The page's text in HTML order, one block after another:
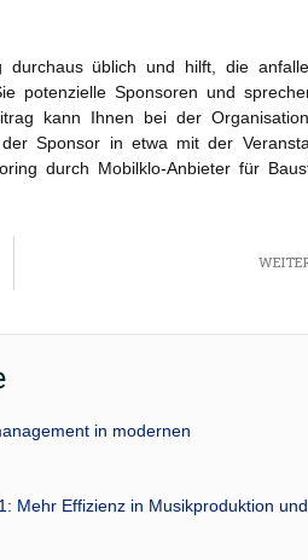
üblich und hilft, die
potenzielle Sponsoren und
kann Ihnen bei der
Sponsor in etwa mit der
durch Mobilklo-Anbieter für
in modernen
Mehr Effizienz in Musikproduktion und